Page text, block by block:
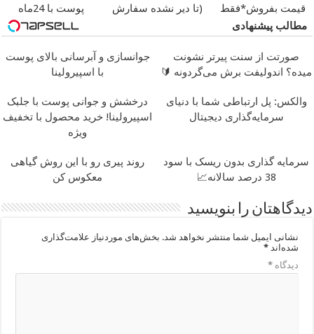
قیمت بفروش*فقط
خریدار واقعی*
(تا دیر نشده سفارش
پوست با 24ماه
ماندگاری ✅ جوان شو
مطالب پیشنهادی
صورتت از سنت پیرتر نشونت
میده؟ اندولیفت برش می‌گردونه 🔰
جوانسازی و آبرسانی بالای پوست
با اسپیرولینا
والکس: پل ارتباطی شما با دنیای
سرمایه‌گذاری دیجیتال
درخشش و جوانی پوست با جلبک
اسپیرولینا! خرید محصول با تخفیف
ویژه
سرمایه گذاری بدون ریسک با سود
38 درصد سالانه📈
روند پیری رو با این روش گیاهی
معکوس کن
دیدگاهتان را بنویسید
نشانی ایمیل شما منتشر نخواهد شد. بخش‌های موردنیاز علامت‌گذاری
شده‌اند*
دیدگاه*